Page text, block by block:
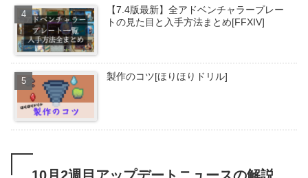
【7.4版最新】全アドベンチャラープレー
トの見た目と入手方法まとめ[FFXIV]
製作のコツ[ほりほりドリル]
10月2週目アップデートニュースの解説